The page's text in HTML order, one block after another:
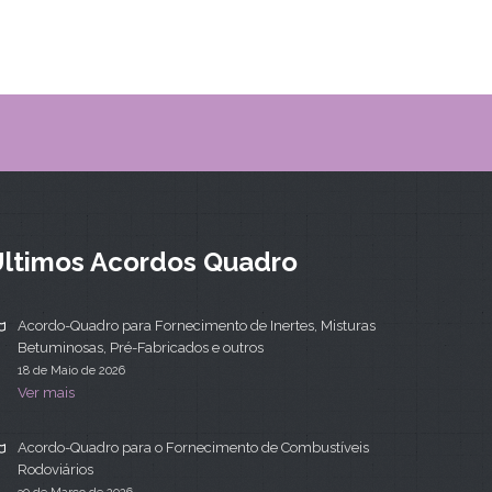
Acordos Quadro
Acordo-Quadro para Fornecimento de Inertes, Misturas
Betuminosas, Pré-Fabricados e outros
18 de Maio de 2026
Ver mais
Acordo-Quadro para o Fornecimento de Combustíveis
Rodoviários